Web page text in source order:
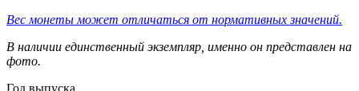
Вес монеты может отличаться от нормативных значений.
В наличии единственный экземпляр, именно он представлен на
фото.
Год выпуска